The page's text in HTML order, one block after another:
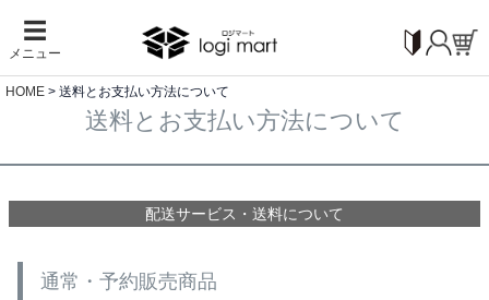
☰
メニュー
HOME 送料とお支払い方法について
送料とお支払い方法について
配送サービス・送料について
通常・予約販売商品